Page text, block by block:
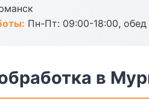
Пн-Пт: 09:00-18:00, обед
в